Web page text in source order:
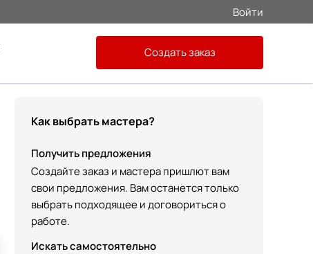
Войти
Создать заказ
Как выбрать мастера?
Получить предложения
Создайте заказ и мастера пришлют вам
свои предложения. Вам останется только
выбрать подходящее и договориться о
работе.
Искать самостоятельно